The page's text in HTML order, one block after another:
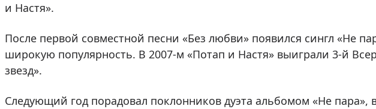
и Настя».
После первой совместной песни «Без любви» появился сингл «Не
широкую популярность. В 2007-м «Потап и Настя» выиграли 3-й
звезд».
Следующий год порадовал поклонников дуэта альбомом «Не